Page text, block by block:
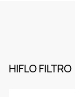
HIFLO FILTRO